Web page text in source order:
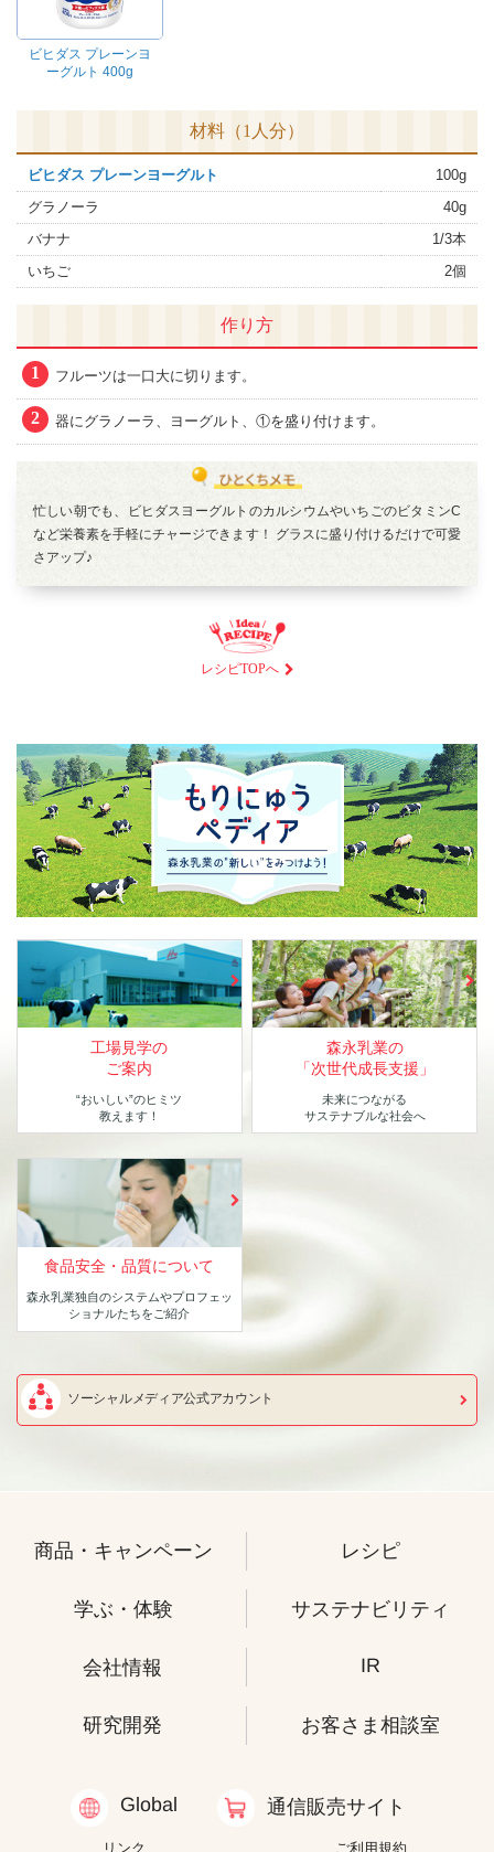
ビヒダス プレーンヨ
ーグルト 400g
材料（1人分）
ビヒダス プレーンヨーグルト
100g
グラノーラ
40g
バナナ
1/3本
いちご
2個
作り方
1 フルーツは一口大に切ります。
2 器にグラノーラ、ヨーグルト、①を盛り付けます。
忙しい朝でも、ビヒダスヨーグルトのカルシウムやいちごのビタミンC
など栄養素を手軽にチャージできます！ グラスに盛り付けるだけで可愛
さアップ♪
レシピTOPへ
工場見学の
ご案内
“おいしい”のヒミツ
教えます！
森永乳業の
「次世代成長支援」
未来につながる
サステナブルな社会へ
食品安全・品質について
森永乳業独自のシステムやプロフェッ
ショナルたちをご紹介
ソーシャルメディア公式アカウント
商品・キャンペーン レシピ
学ぶ・体験 サステナビリティ
会社情報 IR
研究開発 お客さま相談室
Global 通信販売サイト
リンク ご利用規約